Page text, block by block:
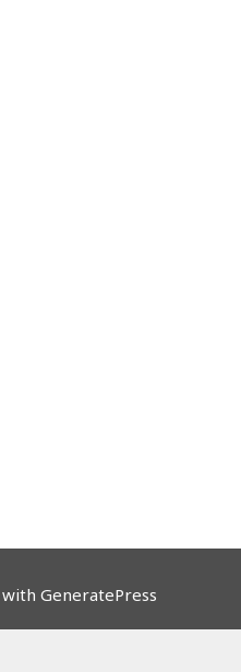
GeneratePress